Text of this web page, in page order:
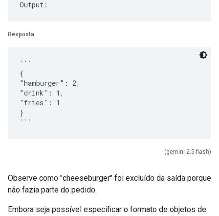
Resposta:
```
{
"hamburger": 2,
"drink": 1,
"fries": 1
}
(gemini-2.5-flash)
Observe como "cheeseburger" foi excluído da saída porque
não fazia parte do pedido.
Embora seja possível especificar o formato de objetos de